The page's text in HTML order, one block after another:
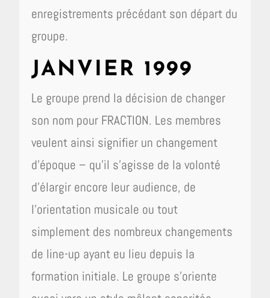
enregistrements précédant son départ du
groupe.
JANVIER 1999
Le groupe prend la décision de changer
son nom pour FRACTION. Les membres
veulent ainsi signifier un changement
d’époque – qu’il s’agisse de la volonté
d’élargir encore leur audience, de
l’orientation musicale ou tout
simplement des nombreux changements
de line-up ayant eu lieu depuis la
formation initiale. Le groupe s’oriente